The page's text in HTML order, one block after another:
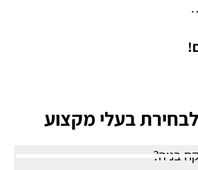
בעלי מקצוע
בניה?